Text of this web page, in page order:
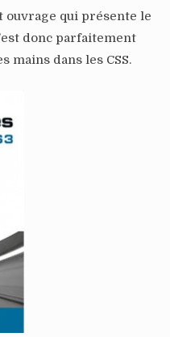
ouvrage qui présente le
donc parfaitement
mains dans les CSS.